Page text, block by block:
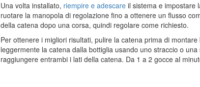
Una volta installato, riempire e adescare il sistema e impostare
ruotare la manopola di regolazione fino a ottenere un flusso
della catena dopo una corsa, quindi regolare come richiesto.
Per ottenere i migliori risultati, pulire la catena prima di
leggermente la catena dalla bottiglia usando uno straccio o
raggiungere entrambi i lati della catena. Da 1 a 2 gocce al